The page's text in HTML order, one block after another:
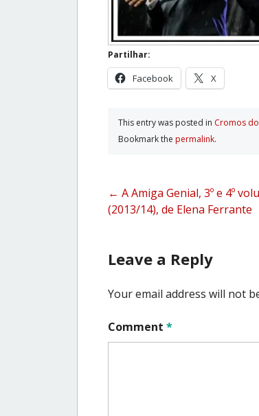
Partilhar:
Facebook X
This entry was posted in Cromos
Bookmark the permalink.
Post
navigation
← A Amiga Genial, 3º e 4º
(2013/14), de Elena Ferrante
Leave a Reply
Your email address will not
Comment *